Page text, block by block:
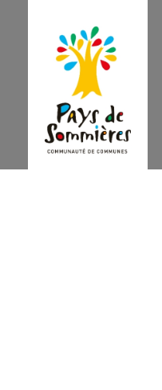
contenu